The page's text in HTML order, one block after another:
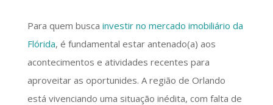
Para quem busca investir no mercado imobiliário da
Flórida, é fundamental estar antenado(a) aos
acontecimentos e atividades recentes para
aproveitar as oportunides. A região de Orlando
está vivenciando uma situação inédita, com falta de